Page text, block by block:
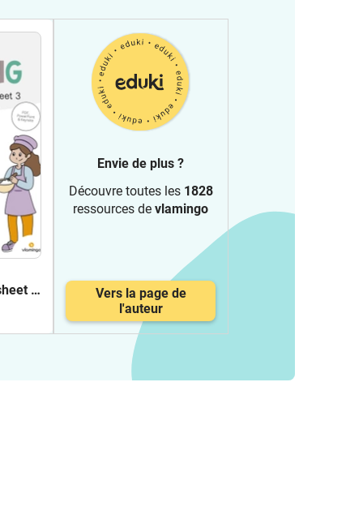
3
Envie de plus ?
Découvre toutes les 1828
ressources de vlamingo
Vers la page de
l'auteur